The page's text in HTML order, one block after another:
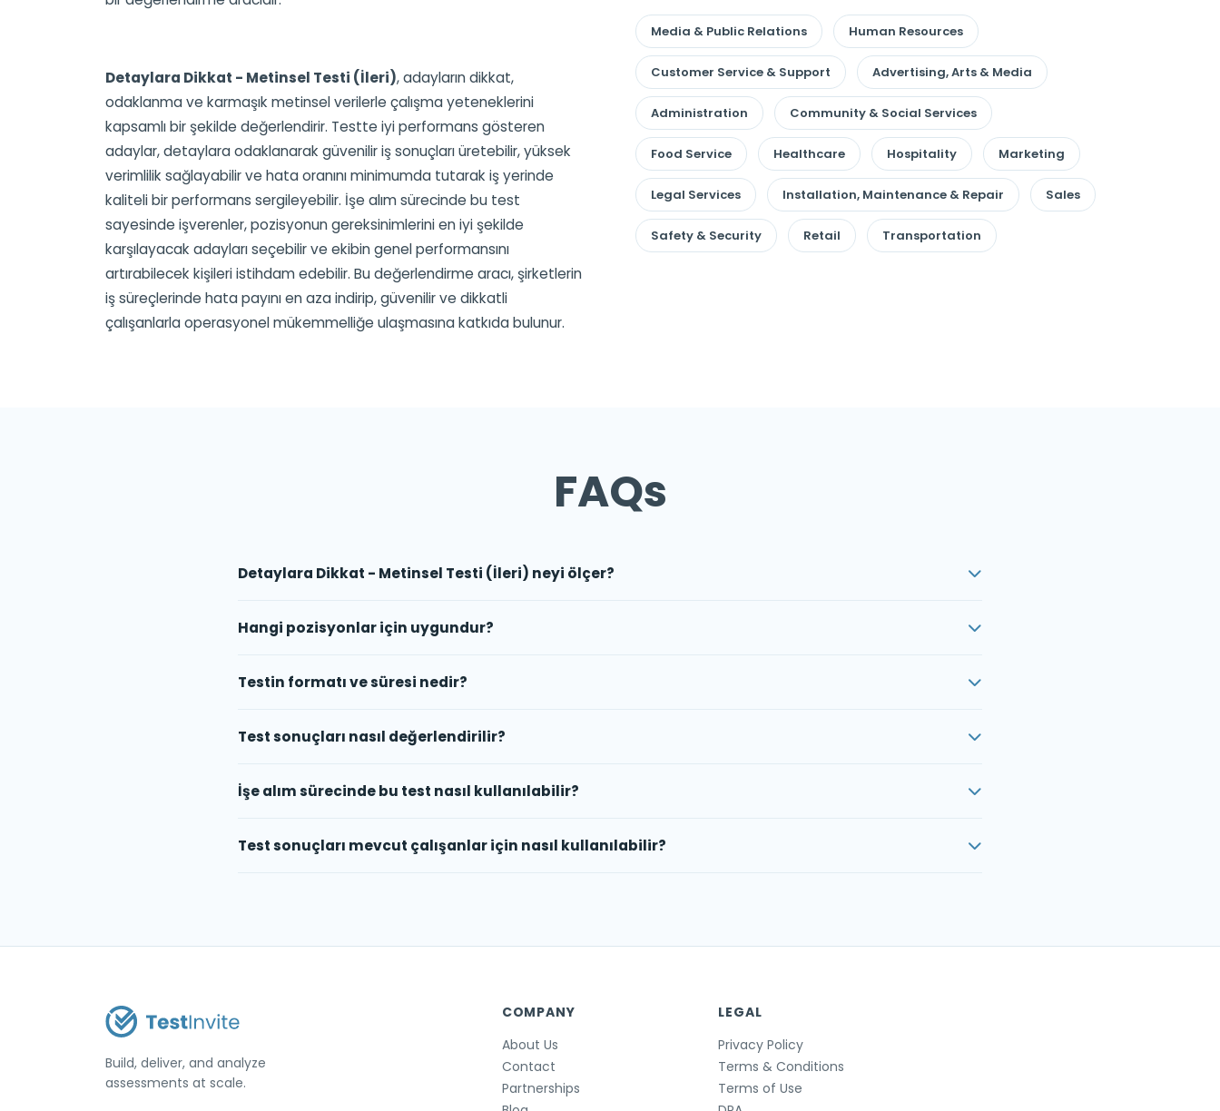
Detaylara Dikkat - Metinsel Testi (İleri), adayların dikkat,
odaklanma ve karmaşık metinsel verilerle çalışma yeteneklerini
kapsamlı bir şekilde değerlendirir. Testte iyi performans gösteren
adaylar, detaylara odaklanarak güvenilir iş sonuçları üretebilir, yüksek
verimlilik sağlayabilir ve hata oranını minimumda tutarak iş yerinde
kaliteli bir performans sergileyebilir. İşe alım sürecinde bu test
sayesinde işverenler, pozisyonun gereksinimlerini en iyi şekilde
karşılayacak adayları seçebilir ve ekibin genel performansını
artırabilecek kişileri istihdam edebilir. Bu değerlendirme aracı, şirketlerin
iş süreçlerinde hata payını en aza indirip, güvenilir ve dikkatli
çalışanlarla operasyonel mükemmelliğe ulaşmasına katkıda bulunur.​
Media & Public Relations Human Resources
Customer Service & Support Advertising, Arts & Media
Administration Community & Social Services
Food Service Healthcare Hospitality Marketing
Legal Services Installation, Maintenance & Repair Sales
Safety & Security Retail Transportation
FAQs
Detaylara Dikkat - Metinsel Testi (İleri) neyi ölçer?
Hangi pozisyonlar için uygundur?
Testin formatı ve süresi nedir?
Test sonuçları nasıl değerlendirilir?
İşe alım sürecinde bu test nasıl kullanılabilir?
Test sonuçları mevcut çalışanlar için nasıl kullanılabilir?
Build, deliver, and analyze
assessments at scale.
COMPANY
About Us
Contact
Partnerships
LEGAL
Privacy Policy
Terms & Conditions
Terms of Use